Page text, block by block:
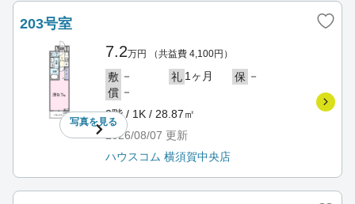
203号室
写真を見る
7.2万円 （共益費 4,100円）
敷 － 礼 1ヶ月 保 －
償 －
2階 / 1K / 28.87㎡
2026/08/07 更新
ハウスコム 横須賀中央店